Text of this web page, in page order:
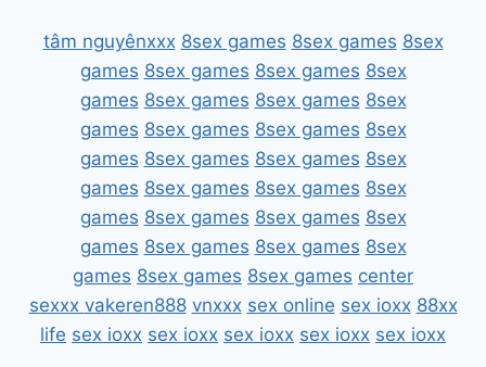
tâm nguyênxxx 8sex games 8sex games 8sex
games 8sex games 8sex games 8sex
games 8sex games 8sex games 8sex
games 8sex games 8sex games 8sex
games 8sex games 8sex games 8sex
games 8sex games 8sex games 8sex
games 8sex games 8sex games 8sex
games 8sex games 8sex games 8sex
games 8sex games 8sex games center
sexxx vakeren888 vnxxx sex online sex ioxx 88xx
life sex ioxx sex ioxx sex ioxx sex ioxx sex ioxx